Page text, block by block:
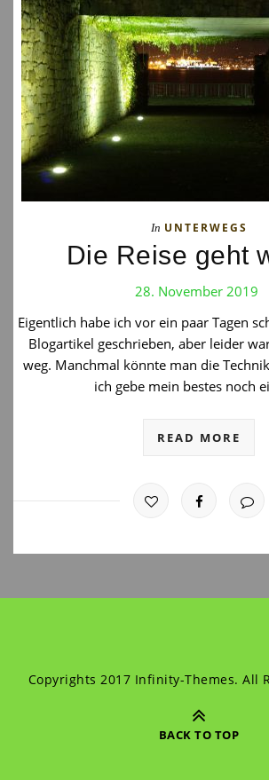
In UNTERWEGS
Die Reise geht
28. November 2019
Eigentlich habe ich vor ein paar Tagen
Blogartikel geschrieben, aber leider
weg. Manchmal könnte man die
ich gebe mein bestes noch
READ MORE
Copyrights 2017 Infinity-Themes. All
BACK TO TOP